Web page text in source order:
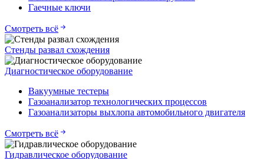
Гаечные ключи
Смотреть всё
Стенды развал схождения
Диагностическое оборудование
Вакуумные тестеры
Газоанализатор технологических процессов
Газоанализаторы выхлопа автомобильного двигателя
Смотреть всё
Гидравлическое оборудование